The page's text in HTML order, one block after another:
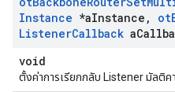
Instance *aInstance , ot
ListenerCallback a
void
ตั้งค่าการเรียกกลับ Listener มัลติค